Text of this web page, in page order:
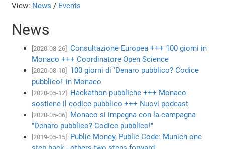
View: News / Events
News
[2020-08-26]
Consultazione Europea +++ 100 giorni in
Monaco +++ Coordinatore Open Science
[2020-08-10]
100 giorni di 'Denaro pubblico? Codice
pubblico!' in Monaco
[2020-05-12]
Hackathon pubbliche +++ Monaco
sostiene il codice pubblico +++ Nuovi podcast
[2020-05-06]
Monaco si impegna con la campagna
"Denaro pubblico? Codice pubblico!"
[2019-05-15]
Public Money, Public Code: Munich one